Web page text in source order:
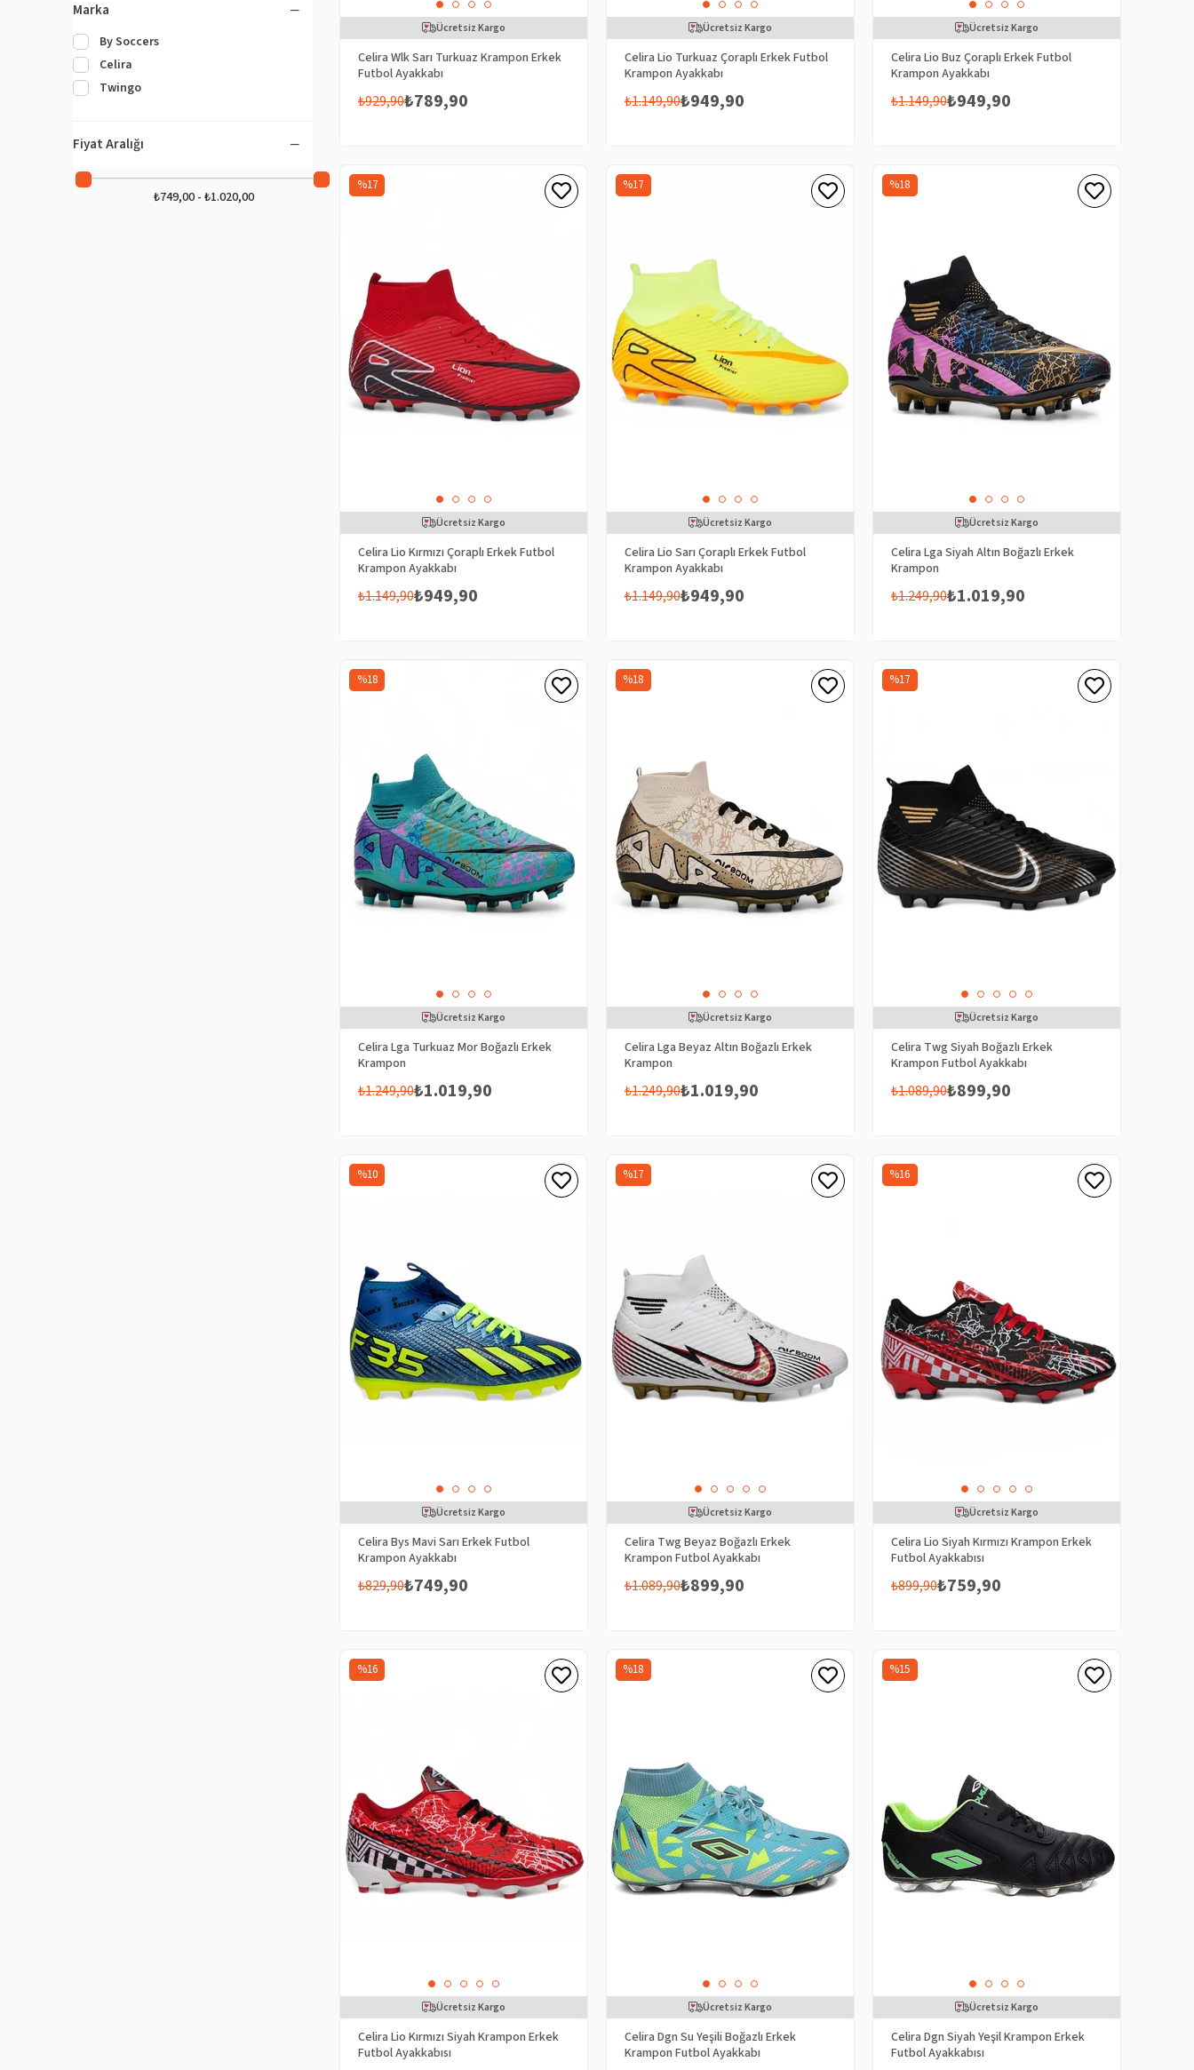
Marka
By Soccers
Celira
Twingo
Fiyat Aralığı
₺749,00 - ₺1.020,00
Celira Wlk Sarı Turkuaz Krampon Erkek
Futbol Ayakkabı
₺789,90
₺929,90
Ücretsiz Kargo
Celira Lio Turkuaz Çoraplı Erkek Futbol
Krampon Ayakkabı
₺949,90
₺1.149,90
Ücretsiz Kargo
Celira Lio Buz Çoraplı Erkek Futbol
Krampon Ayakkabı
₺949,90
₺1.149,90
Ücretsiz Kargo
Celira Lio Kırmızı Çoraplı Erkek Futbol
Krampon Ayakkabı
₺949,90
₺1.149,90
%17
Ücretsiz Kargo
Celira Lio Sarı Çoraplı Erkek Futbol
Krampon Ayakkabı
₺949,90
₺1.149,90
%17
Ücretsiz Kargo
Celira Lga Siyah Altın Boğazlı Erkek
Krampon
₺1.019,90
₺1.249,90
%18
Ücretsiz Kargo
Celira Lga Turkuaz Mor Boğazlı Erkek
Krampon
₺1.019,90
₺1.249,90
%18
Ücretsiz Kargo
Celira Lga Beyaz Altın Boğazlı Erkek
Krampon
₺1.019,90
₺1.249,90
%18
Ücretsiz Kargo
Celira Twg Siyah Boğazlı Erkek
Krampon Futbol Ayakkabı
₺899,90
₺1.089,90
%17
Ücretsiz Kargo
Celira Bys Mavi Sarı Erkek Futbol
Krampon Ayakkabı
₺749,90
₺829,90
%10
Ücretsiz Kargo
Celira Twg Beyaz Boğazlı Erkek
Krampon Futbol Ayakkabı
₺899,90
₺1.089,90
%17
Ücretsiz Kargo
Celira Lio Siyah Kırmızı Krampon Erkek
Futbol Ayakkabısı
₺759,90
₺899,90
%16
Ücretsiz Kargo
Celira Lio Kırmızı Siyah Krampon Erkek
Futbol Ayakkabısı
%16
Ücretsiz Kargo
Celira Dgn Su Yeşili Boğazlı Erkek
Krampon Futbol Ayakkabı
%18
Ücretsiz Kargo
Celira Dgn Siyah Yeşil Krampon Erkek
Futbol Ayakkabısı
%15
Ücretsiz Kargo